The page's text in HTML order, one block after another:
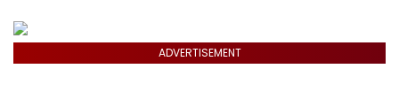
ADVERTISEMENT